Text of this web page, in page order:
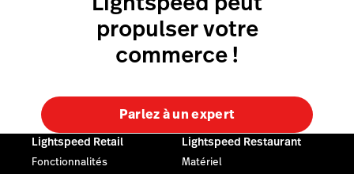
propulser votre
commerce !
Parlez à un expert
Lightspeed Retail
Fonctionnalités
Lightspeed Restaurant
Matériel